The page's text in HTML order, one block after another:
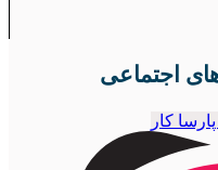
اجتماعی
پارسا کار